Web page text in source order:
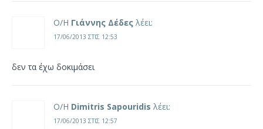
Ο/Η Γιάννης Δέδες λέει:
17/06/2013 ΣΤΙΣ 12:53
δεν τα έχω δοκιμάσει
Ο/Η Dimitris Sapouridis λέει:
17/06/2013 ΣΤΙΣ 12:57